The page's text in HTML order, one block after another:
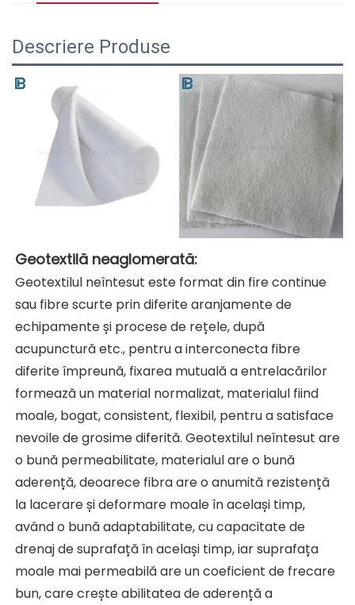
Descriere Produse
Geotextilă neaglomerată:
Geotextilul neîntesut este format din fire continue
sau fibre scurte prin diferite aranjamente de
echipamente și procese de rețele, după
acupunctură etc., pentru a interconecta fibre
diferite împreună, fixarea mutuală a entrelacărilor
formează un material normalizat, materialul fiind
moale, bogat, consistent, flexibil, pentru a satisface
nevoile de grosime diferită. Geotextilul neîntesut are
o bună permeabilitate, materialul are o bună
aderență, deoarece fibra are o anumită rezistență
la lacerare și deformare moale în același timp,
având o bună adaptabilitate, cu capacitate de
drenaj de suprafață în același timp, iar suprafața
moale mai permeabilă are un coeficient de frecare
bun, care crește abilitatea de aderență a